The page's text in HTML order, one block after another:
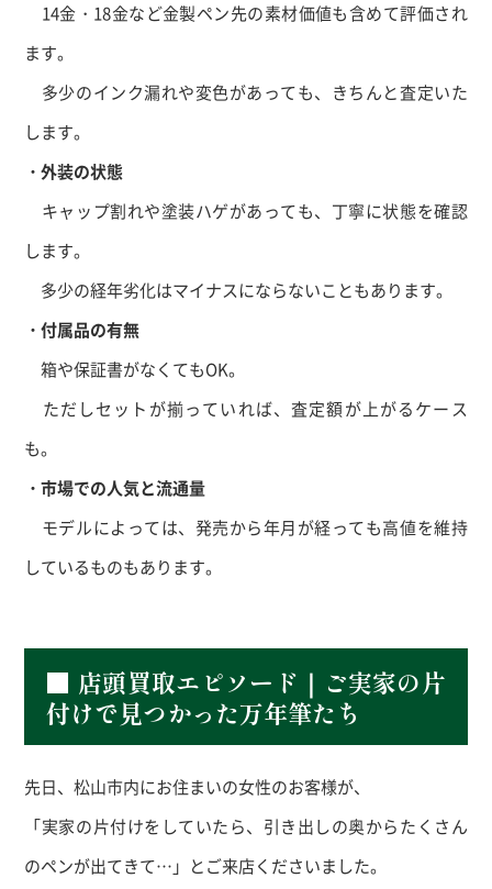
14金・18金など金製ペン先の素材価値も含めて評価され
ます。
多少のインク漏れや変色があっても、きちんと査定いた
します。
・外装の状態
キャップ割れや塗装ハゲがあっても、丁寧に状態を確認
します。
多少の経年劣化はマイナスにならないこともあります。
・付属品の有無
箱や保証書がなくてもOK。
ただしセットが揃っていれば、査定額が上がるケース
も。
・市場での人気と流通量
モデルによっては、発売から年月が経っても高値を維持
しているものもあります。
■ 店頭買取エピソード｜ご実家の片
付けで見つかった万年筆たち
先日、松山市内にお住まいの女性のお客様が、
「実家の片付けをしていたら、引き出しの奥からたくさん
のペンが出てきて…」とご来店くださいました。